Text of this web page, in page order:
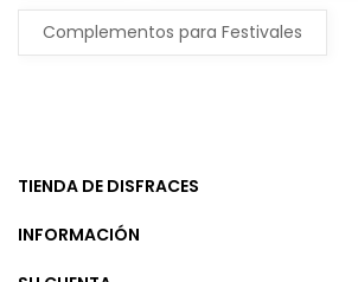
Complementos para Festivales
TIENDA DE DISFRACES
INFORMACIÓN